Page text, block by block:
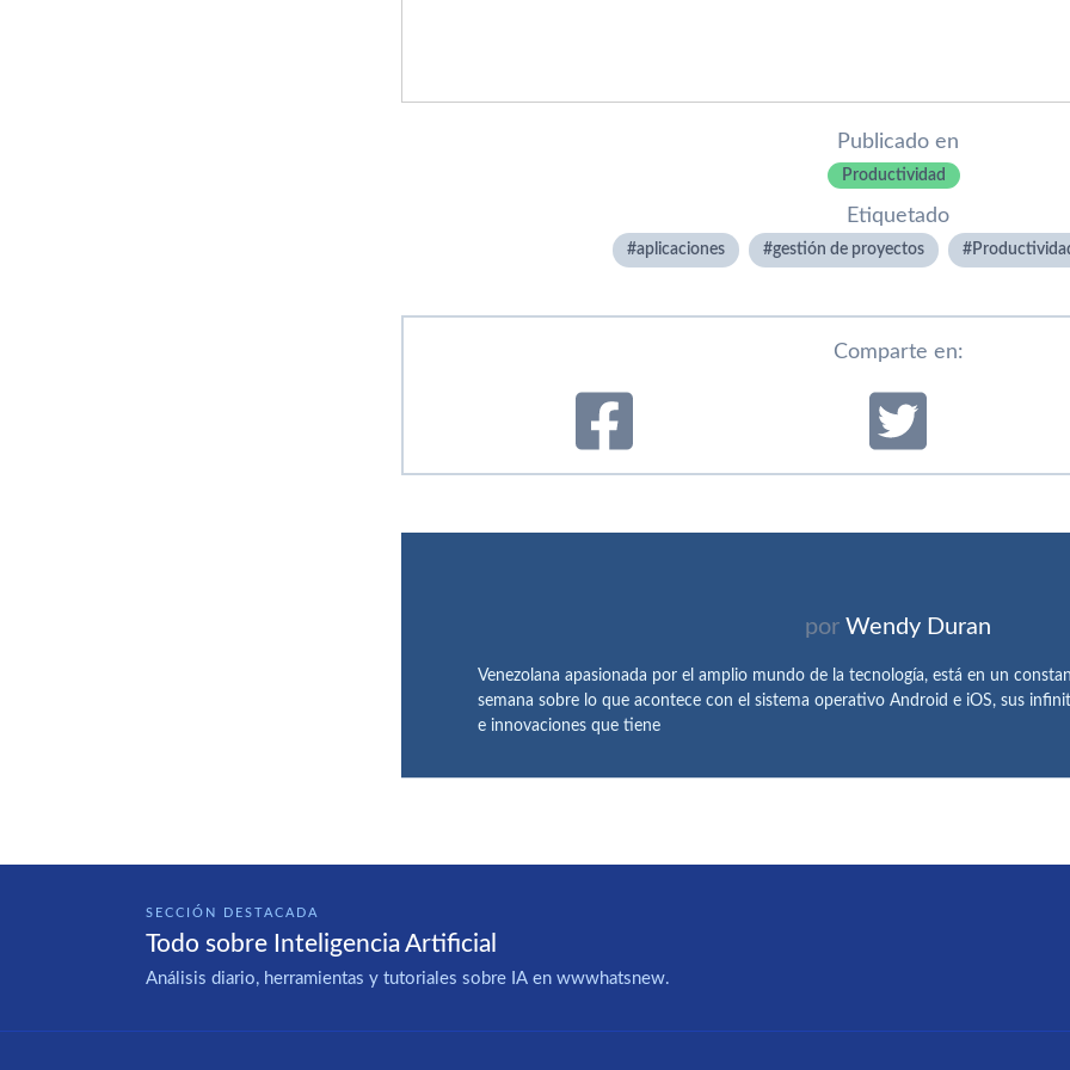
Publicado en
Productividad
Etiquetado
aplicaciones gestión de proyectos
Comparte en:
por Wendy Duran
Venezolana apasionada por el amplio mundo de la tecnología, está en un
semana sobre lo que acontece con el sistema operativo Android e iOS, sus
e innovaciones que tiene
SECCIÓN DESTACADA
Todo sobre Inteligencia Artificial
Análisis diario, herramientas y tutoriales sobre IA en wwwhatsnew.